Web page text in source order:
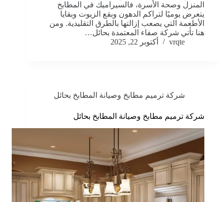
المنزل وصحة الأسرة، فالسيراميك في المطابخ
يتعرض يوميًا لتراكم الدهون وبقع الزيوت وبقايا
الأطعمة التي يصعب إزالتها بالطرق التقليدية. ومن
هنا تأتي شركة صفاء المعتمدة بحائل…
vrqte
أكتوبر 22, 2025
شركة ترميم مطابخ وصيانة المطابخ بحائل
شركة ترميم مطابخ وصيانة المطابخ بحائل